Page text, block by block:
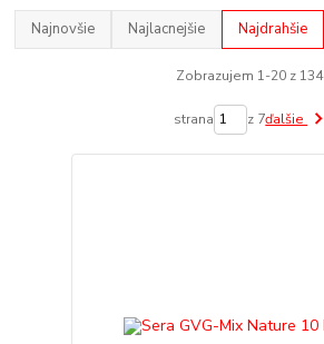
Najnovšie Najlacnejšie Najdrahšie
Zobrazujem 1-20 z 134
strana z 7ďalšie